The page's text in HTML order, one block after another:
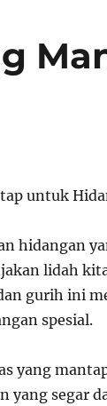
untuk
hidangan
lidah
gurih ini
spesial.
yang
yang segar